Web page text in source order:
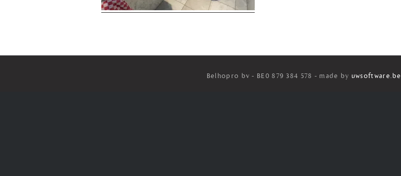
Belhopro bv - BE0 879 384 578 - made by uwsoftware.be